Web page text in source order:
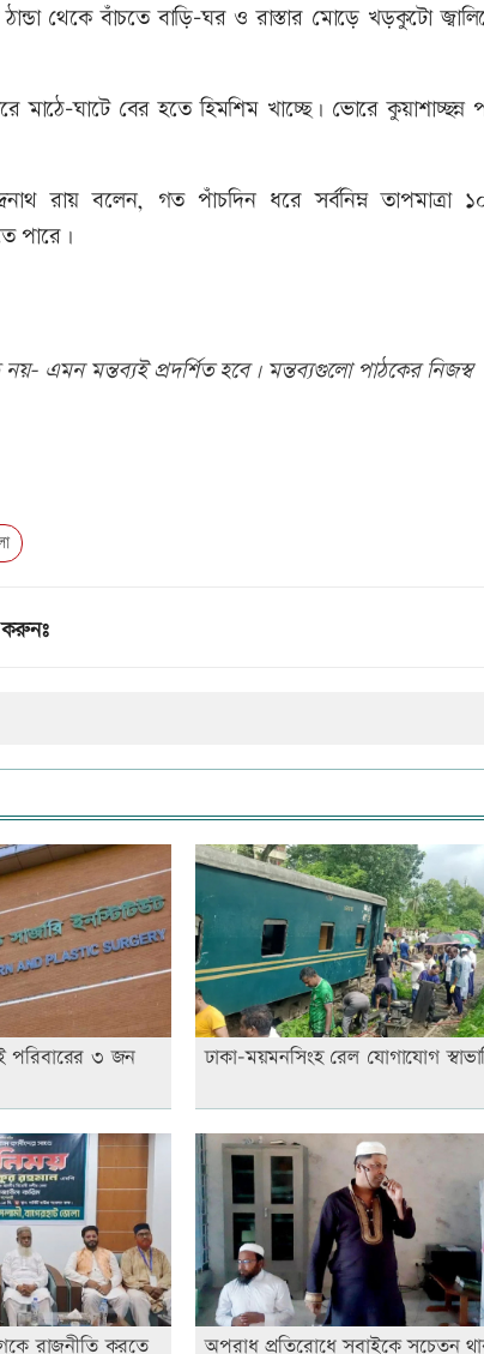
থেকে বাঁচতে বাড়ি-ঘর ও রাস্তার মোড়ে খড়কুটো
মাঠে-ঘাটে বের হতে হিমশিম খাচ্ছে। ভোরে কুয়াশাচ্ছন্ন
রায় বলেন, গত পাঁচদিন ধরে সর্বনিম্ন তাপমাত্রা
পারে।
এমন মন্তব্যই প্রদর্শিত হবে। মন্তব্যগুলো পাঠকের নিজস্ব
করুনঃ
পরিবারের ৩ জন
ঢাকা-ময়মনসিংহ রেল যোগাযোগ
রাজনীতি করতে অপরাধ প্রতিরোধে সবাইকে সচেতন